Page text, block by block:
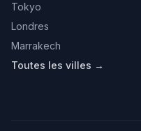
Tokyo
Londres
Marrakech
Toutes les villes →